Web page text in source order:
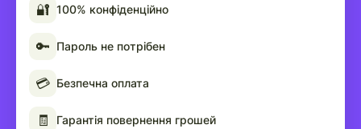
🔐 100% конфіденційно
🔑 Пароль не потрібен
💳 Безпечна оплата
🧾 Гарантія повернення грошей